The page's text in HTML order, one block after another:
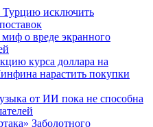
Турцию исключить
о вреде экранного
курса доллара на
нарастить покупки
от ИИ пока не способна
Заболотного